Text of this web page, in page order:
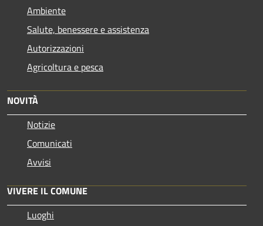
Ambiente
Salute, benessere e assistenza
Autorizzazioni
Agricoltura e pesca
NOVITÀ
Notizie
Comunicati
Avvisi
VIVERE IL COMUNE
Luoghi